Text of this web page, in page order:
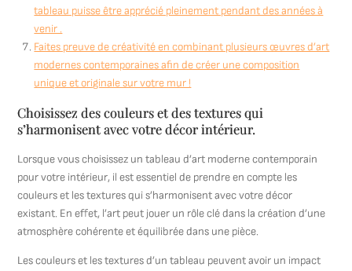
tableau puisse être apprécié pleinement pendant des années à
venir .
Faites preuve de créativité en combinant plusieurs œuvres d’art
modernes contemporaines afin de créer une composition
unique et originale sur votre mur !
Choisissez des couleurs et des textures qui
s’harmonisent avec votre décor intérieur.
Lorsque vous choisissez un tableau d’art moderne contemporain
pour votre intérieur, il est essentiel de prendre en compte les
couleurs et les textures qui s’harmonisent avec votre décor
existant. En effet, l’art peut jouer un rôle clé dans la création d’une
atmosphère cohérente et équilibrée dans une pièce.
Les couleurs et les textures d’un tableau peuvent avoir un impact